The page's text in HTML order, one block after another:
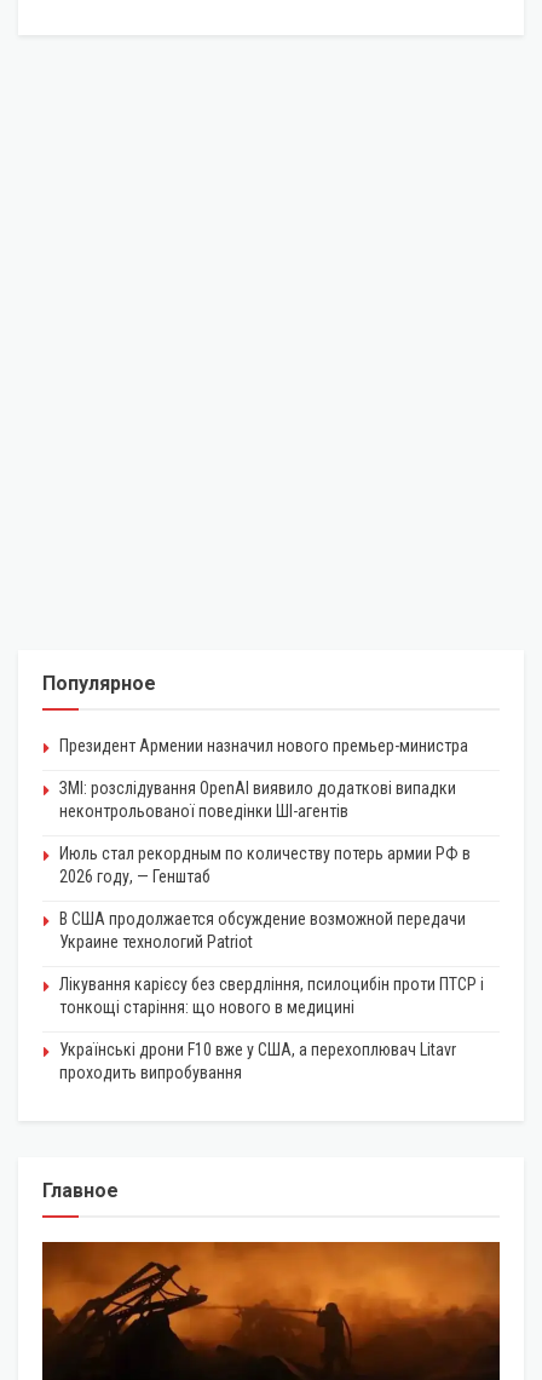
Популярное
Президент Армении назначил нового премьер-министра
ЗМІ: розслідування OpenAI виявило додаткові випадки
неконтрольованої поведінки ШІ-агентів
Июль стал рекордным по количеству потерь армии РФ в
2026 году, — Генштаб
В США продолжается обсуждение возможной передачи
Украине технологий Patriot
Лікування карієсу без свердління, псилоцибін проти ПТСР і
тонкощі старіння: що нового в медицині
Українські дрони F10 вже у США, а перехоплювач Litavr
проходить випробування
Главное